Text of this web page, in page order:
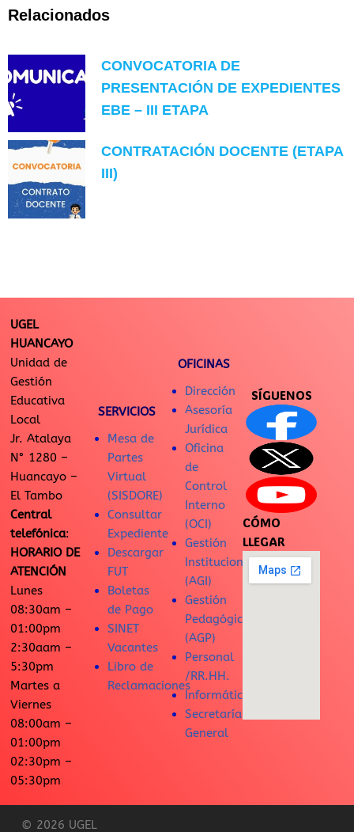
Relacionados
CONVOCATORIA DE
PRESENTACIÓN DE EXPEDIENTES
EBE – III ETAPA
CONTRATACIÓN DOCENTE (ETAPA
III)
UGEL
HUANCAYO
Unidad de
Gestión
Educativa
Local
Jr. Atalaya
N° 1280 –
Huancayo –
El Tambo
Central
telefónica:
HORARIO DE
ATENCIÓN
Lunes
08:30am –
01:00pm
2:30aam –
5:30pm
Martes a
Viernes
08:00am –
01:00pm
02:30pm –
05:30pm
SERVICIOS
Mesa de
Partes
Virtual
(SISDORE)
Consultar
Expediente
Descargar
FUT
Boletas
de Pago
SINET
Vacantes
Libro de
Reclamaciones
OFICINAS
Dirección
Asesoría
Jurídica
Oficina
de
Control
Interno
(OCI)
Gestión
Institucional
(AGI)
Gestión
Pedagógica
(AGP)
Personal
/RR.HH.
Informática
Secretaría
General
SÍGUENOS
CÓMO
LLEGAR
© 2026 UGEL